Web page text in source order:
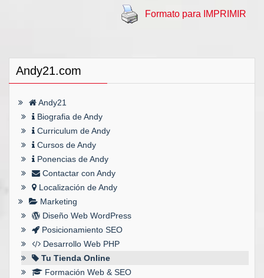
Formato para IMPRIMIR
Andy21.com
Andy21
Biografia de Andy
Curriculum de Andy
Cursos de Andy
Ponencias de Andy
Contactar con Andy
Localización de Andy
Marketing
Diseño Web WordPress
Posicionamiento SEO
Desarrollo Web PHP
Tu Tienda Online
Formación Web & SEO